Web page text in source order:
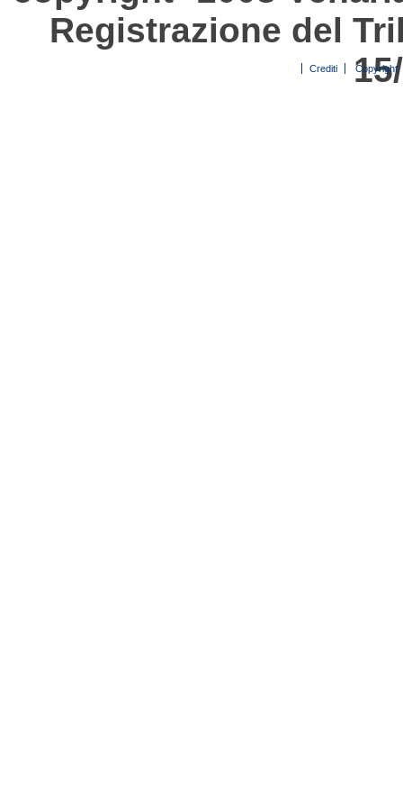
Registrazione del
Crediti Copyright